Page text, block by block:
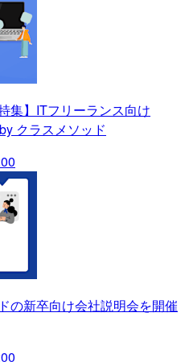
集】ITフリーランス向け
クラスメソッド
の新卒向け会社説明会を開催